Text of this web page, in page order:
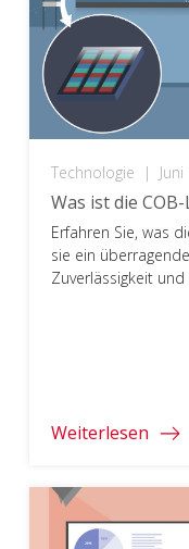
Technologie |
Was ist die
Erfahren Sie, was
sie ein
Zuverlässigkeit
Weiterlesen